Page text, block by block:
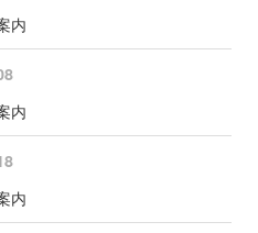
内
内
内